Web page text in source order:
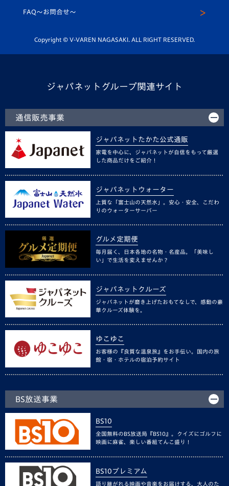
平和祈念活動
ホームタウン活動
スクール
FAQ〜お問合せ〜
Copyright © V-VAREN NAGASAKI. ALL RIGHT RESERVED.
ジャパネットグループ関連サイト
通信販売事業
ジャパネットたかた公式通販
家電を中心に、ジャパネットが自信をもって厳選
した商品だけをご紹介！
ジャパネットウォーター
上質な「富士山の天然水」。安心・安全、こだわ
りのウォーターサーバー
グルメ定期便
毎月届く、日本各地の名物・名産品。「美味し
い」で生活を変えませんか？
ジャパネットクルーズ
ジャパネットが磨き上げたおもてなしで、感動の豪
華クルーズ体験を。
ゆこゆこ
お客様の『良質な温泉旅』をお手伝い。国内の旅
館・宿・ホテルの宿泊予約サイト
BS放送事業
BS10
全国無料のBS放送局『BS10』。クイズにゴルフに
映画に麻雀、楽しい番組てんこ盛り！
BS10プレミアム
語り継がれる映画や音楽をお届けする、大人のた